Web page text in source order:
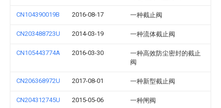
CN104390019B 2016-08-17 一种截止阀
CN203488723U 2014-03-19 一种流体截止阀
CN105443774A 2016-03-30
一种高效防尘密封的截止
阀
CN206368972U 2017-08-01 一种新型截止阀
CN204312745U 2015-05-06 一种闸阀